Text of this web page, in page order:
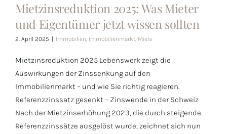
2025: Was
Mieter und
Eigentümer
jetzt wissen
sollten
Mietzinsreduktion 2025: Was Mieter
und Eigentümer jetzt wissen sollten
2. April 2025 Immobilien, Immobilienmarkt, Miete
Mietzinsreduktion 2025 Lebenswerk zeigt die
Auswirkungen der Zinssenkung auf den
Immobilienmarkt – und wie Sie richtig reagieren.
Referenzzinssatz gesenkt – Zinswende in der Schweiz
Nach der Mietzinserhöhung 2023, die durch steigende
Referenzzinssätze ausgelöst wurde, zeichnet sich nun